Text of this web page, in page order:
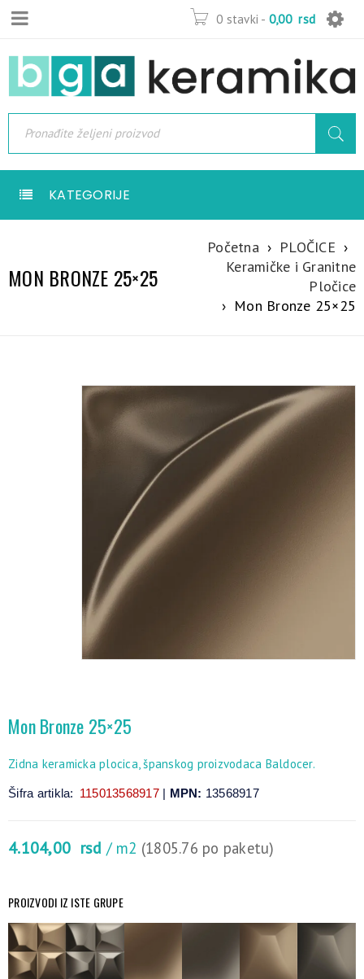
0 stavki - 0,00 rsd
KATEGORIJE
MON BRONZE 25×25
Početna › PLOČICE ›
Keramičke i Granitne
Pločice
› Mon Bronze 25×25
Mon Bronze 25×25
Zidna keramicka plocica, španskog proizvodaca Baldocer.
Šifra artikla: 115013568917| MPN: 13568917
4.104,00 rsd / m2 (1805.76 po paketu)
PROIZVODI IZ ISTE GRUPE